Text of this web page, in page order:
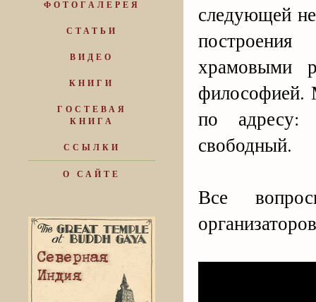
ФОТОГАЛЕРЕЯ
СТАТЬИ
ВИДЕО
КНИГИ
ГОСТЕВАЯ
КНИГА
ССЫЛКИ
О САЙТЕ
следующей
храмовыми
философией.
по
свободный.
Все